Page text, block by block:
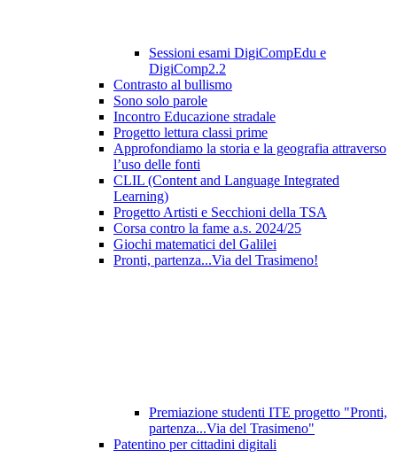
Sessioni esami DigiCompEdu e
DigiComp2.2
Contrasto al bullismo
Sono solo parole
Incontro Educazione stradale
Progetto lettura classi prime
Approfondiamo la storia e la geografia attraverso
l’uso delle fonti
CLIL (Content and Language Integrated
Learning)
Progetto Artisti e Secchioni della TSA
Corsa contro la fame a.s. 2024/25
Giochi matematici del Galilei
Pronti, partenza...Via del Trasimeno!
Premiazione studenti ITE progetto "Pronti,
partenza...Via del Trasimeno"
Patentino per cittadini digitali